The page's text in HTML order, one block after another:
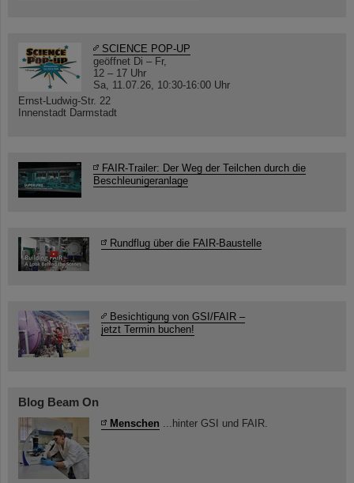
SCIENCE POP-UP
geöffnet Di – Fr,
12 – 17 Uhr
Sa, 11.07.26, 10:30-16:00 Uhr
Ernst-Ludwig-Str. 22
Innenstadt Darmstadt
FAIR-Trailer: Der Weg der Teilchen durch die
Beschleunigeranlage
Rundflug über die FAIR-Baustelle
Besichtigung von GSI/FAIR –
jetzt Termin buchen!
Blog Beam On
Menschen ...hinter GSI und FAIR.